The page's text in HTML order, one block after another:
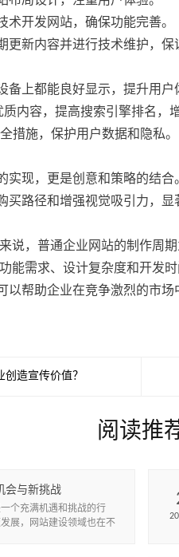
开发网站，确保功能完善。
更新内容并进行技术维护，保
上都能良好显示，提升用户
内容，提高搜索引擎排名，
措施，保护用户数据和隐私。
实现，更是创意和策略的结
买路径和增强视觉吸引力，显
说，普通企业网站的制作周
能需求、设计复杂度和开发
以帮助企业在竞争激烈的市场
造宣传价值？
阅读推
会与新挑战
个充满机遇和挑战的行
展，网站建设领域也在不